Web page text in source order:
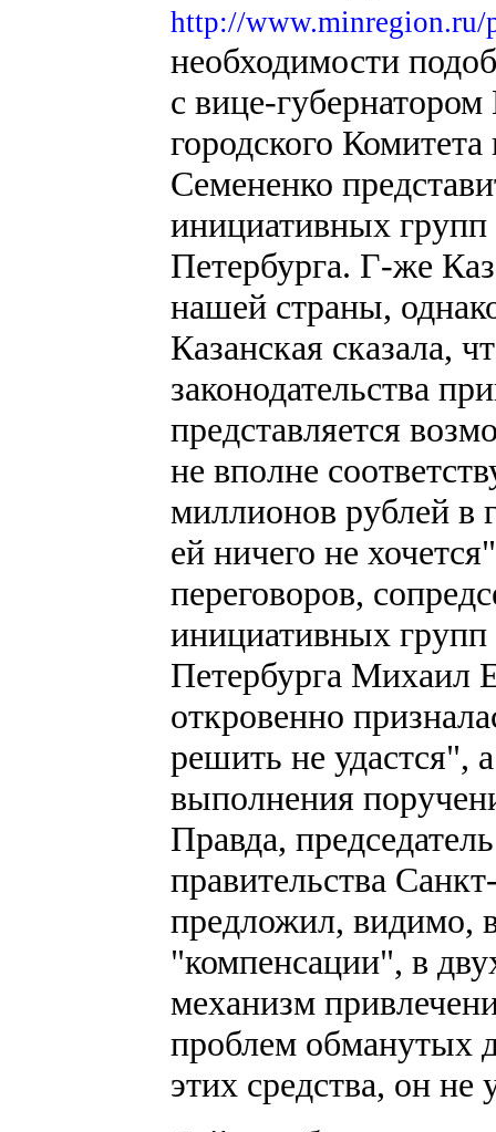
http://www.minregion.ru/
необходимости
с вице-
городского
Семененко
инициативных
Петербурга. Г-же
нашей страны,
Казанская сказала,
законодательства
представляется
не вполне
миллионов рублей в
ей ничего не
переговоров,
инициативных
Петербурга Михаил
откровенно
решить не удастся",
выполнения
Правда,
правительства
предложил, видимо,
"компенсации", в
механизм
проблем обманутых
этих средства, он не